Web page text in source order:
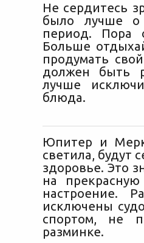
Не сердитесь
было лучше о
период. Пора
Больше
продумать
должен быть
лучше
блюда.
Юпитер и
светила, будут
здоровье. Это
на
настроение.
исключены
спортом, не
разминке.